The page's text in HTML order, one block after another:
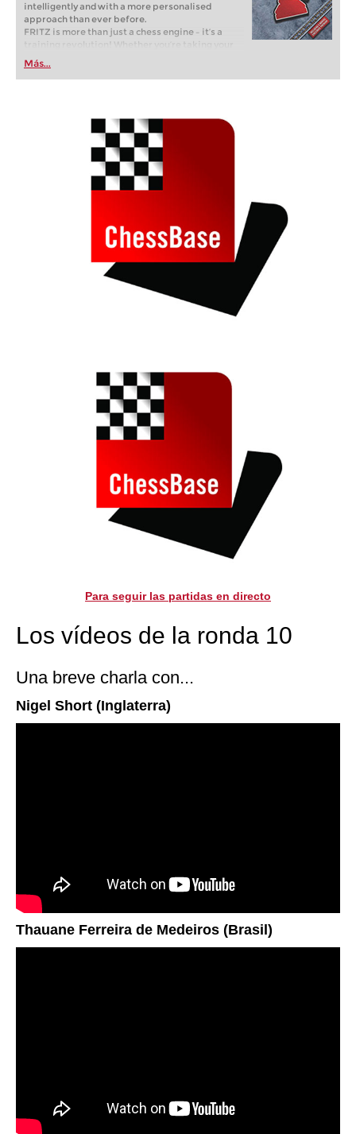
intelligently and with a more personalised
approach than ever before.
FRITZ is more than just a chess engine – it’s a
training revolution! Whether you’re taking your
first steps into the world of club chess, or already
playing at a tournament level: with FRITZ, you can
train more efficiently, intelligently and with a
Más...
Para seguir las partidas en directo
Los vídeos de la ronda 10
Una breve charla con...
Nigel Short (Inglaterra)
Thauane Ferreira de Medeiros (Brasil)